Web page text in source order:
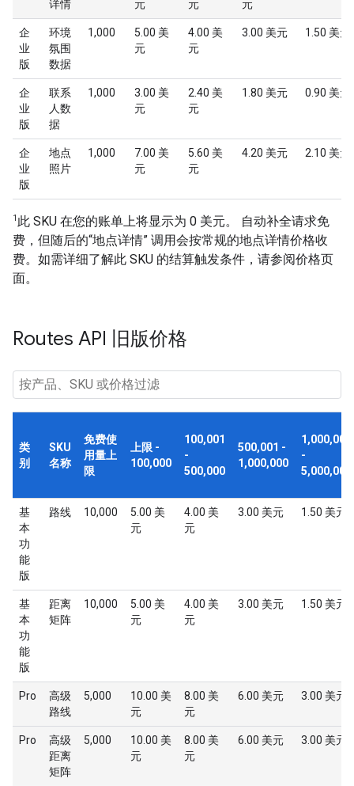
详情 元 元 元
企
业
版
环境
氛围
数据
1,000
5.00 美
元
4.00 美
元
3.00 美元 1.50 美元
企
业
版
联系
人数
据
1,000
3.00 美
元
2.40 美
元
1.80 美元 0.90 美元
企
业
版
地点
照片
1,000
7.00 美
元
5.60 美
元
4.20 美元 2.10 美元
1 此 SKU 在您的账单上将显示为 0 美元。 自动补全请求免
费，但随后的“地点详情” 调用会按常规的地点详情价格收
费。如需详细了解此 SKU 的结算触发条件，请参阅价格页
面。
Routes API 旧版价格
类
别
SKU
名称
免费使
用量上
限
上限 -
100,000
100,001
-
500,000
500,001 -
1,000,000
1,000,001
-
5,000,000
基
本
功
能
版
路线 10,000
5.00 美
元
4.00 美
元
3.00 美元 1.50 美元
基
本
功
能
版
距离
矩阵
10,000
5.00 美
元
4.00 美
元
3.00 美元 1.50 美元
Pro
高级
路线
5,000
10.00 美
元
8.00 美
元
6.00 美元 3.00 美元
Pro
高级
距离
矩阵
5,000
10.00 美
元
8.00 美
元
6.00 美元 3.00 美元